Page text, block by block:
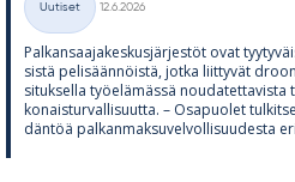
Kategoriat
Uutiset
12.6.2026
Pal­kan­saa­ja­kes­kus­jär­jes­töt ovat
sistä pe­li­sään­nöistä, jotka liit­ty­vät
si­tuk­sella työ­elä­mässä
ko­nais­tur­val­li­suutta. – Os­a­puo­let
dän­töä pal­kan­mak­su­vel­vol­li­suu­desta